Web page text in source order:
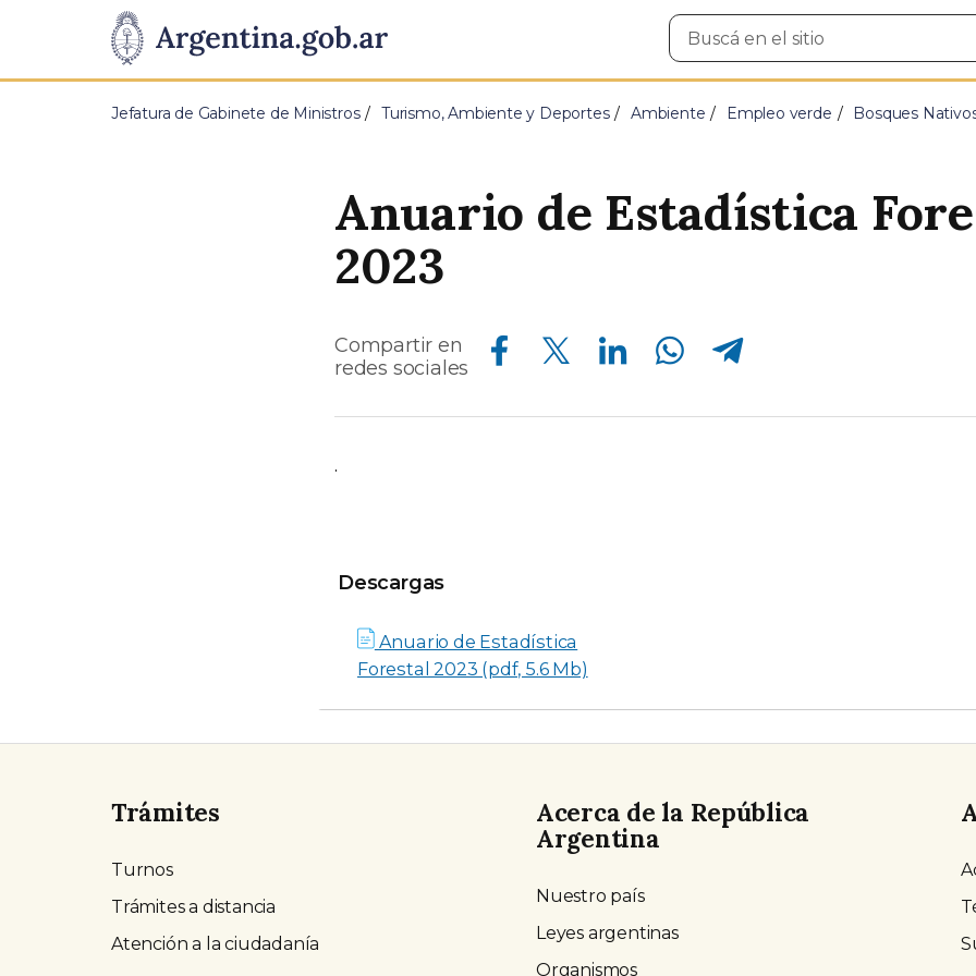
Presidencia
de
Pasar al contenido principal
Buscar
en
Jefatura de Gabinete de Ministros Turismo, Ambiente y Deportes Ambiente Empleo verde Bosques
Anuario de Estadística
2023
Compartir en
redes sociales
Compartir en Facebook Compartir en Twitter Compartir en Linkedin Compartir en Whatsapp Compartir en Telegram
.
Descargas
Descargas
Anuario de Estadística
Forestal 2023 (pdf, 5.6 Mb)
Trámites
Turnos
Trámites a distancia
Atención a la ciudadanía
Acerca de la República
Argentina
Nuestro país
Leyes argentinas
Organismos